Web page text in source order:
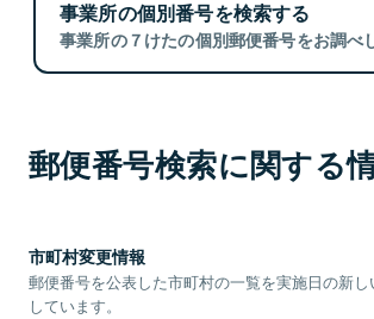
事業所の個別番号を検索する
事業所の７けたの個別郵便番号をお調べ
郵便番号検索に関する
市町村変更情報
郵便番号を公表した市町村の一覧を実施日の新
しています。